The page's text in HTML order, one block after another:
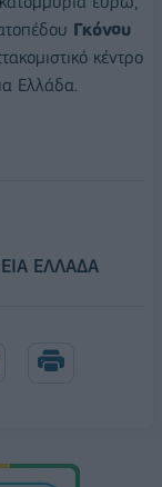
Γκόνου
κέντρο
Ελλάδα.
ΕΛΛΑΔΑ